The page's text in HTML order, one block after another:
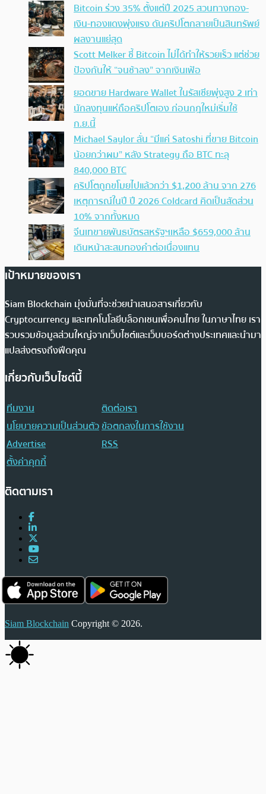
Bitcoin ร่วง 35% ตั้งแต่ปี 2025 สวนทางทอง-
เงิน-ทองแดงพุ่งแรง ดันคริปโตกลายเป็นสินทรัพย์
ผลงานแย่สุด
Scott Melker ชี้ Bitcoin ไม่ได้ทำให้รวยเร็ว แต่ช่วย
ป้องกันให้ “จนช้าลง” จากเงินเฟ้อ
ยอดขาย Hardware Wallet ในรัสเซียพุ่งสูง 2 เท่า
นักลงทุนแห่ถือคริปโตเอง ก่อนกฎใหม่เริ่มใช้
ก.ย.นี้
Michael Saylor ลั่น “มีแค่ Satoshi ที่ขาย Bitcoin
น้อยกว่าผม” หลัง Strategy ถือ BTC ทะลุ
840,000 BTC
คริปโตถูกขโมยไปแล้วกว่า $1,200 ล้าน จาก 276
เหตุการณ์ในปี ปี 2026 Coldcard คิดเป็นสัดส่วน
10% จากทั้งหมด
จีนเทขายพันธบัตรสหรัฐฯเหลือ $659,000 ล้าน
เดินหน้าสะสมทองคำต่อเนื่องแทน
เป้าหมายของเรา
Siam Blockchain มุ่งมั่นที่จะช่วยนำเสนอสารเกี่ยวกับ
Cryptocurrency และเทคโนโลยีบล็อกเชนเพื่อคนไทย ในภาษาไทย เรา
รวบรวมข้อมูลส่วนใหญ่จากเว็บไซต์และเว็บบอร์ดต่างประเทศและนำมา
แปลส่งตรงถึงฟีดคุณ
เกี่ยวกับเว็บไซต์นี้
ทีมงาน
ติดต่อเรา
นโยบายความเป็นส่วนตัวข้อตกลงในการใช้งาน
Advertise
RSS
ตั้งค่าคุกกี้
ติดตามเรา
Siam Blockchain Copyright © 2026.